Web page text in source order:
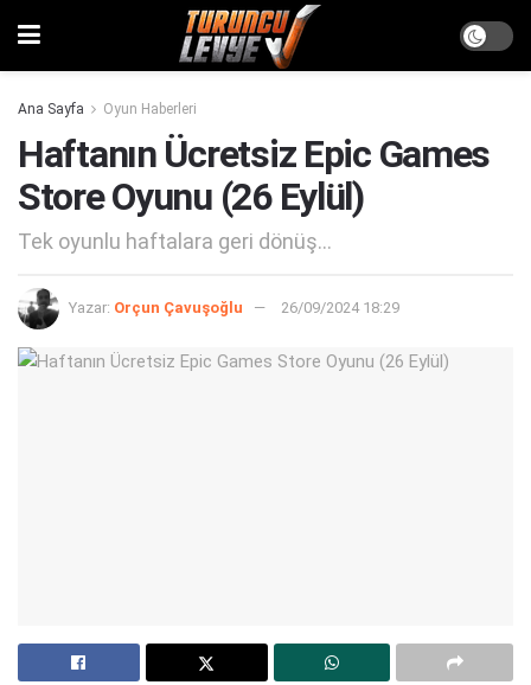
Ana Sayfa Oyun Haberleri
Haftanın Ücretsiz Epic Games
Store Oyunu (26 Eylül)
Tek oyunlu haftalara geri dönüş...
Yazar: Orçun Çavuşoğlu 26/09/2024 18:29